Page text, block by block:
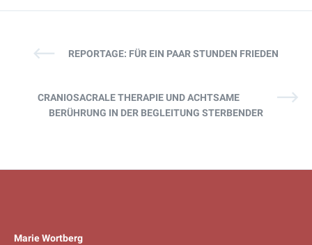
REPORTAGE: FÜR EIN PAAR STUNDEN FRIEDEN
CRANIOSACRALE THERAPIE UND ACHTSAME
BERÜHRUNG IN DER BEGLEITUNG STERBENDER
Marie Wortberg